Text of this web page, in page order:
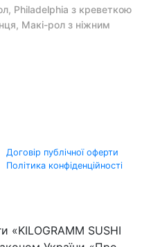
Philadelphia з креветкою
Макі-рол з ніжним
Договір публічної оферти
Політика конфіденційності
«KILOGRAMM SUSHI